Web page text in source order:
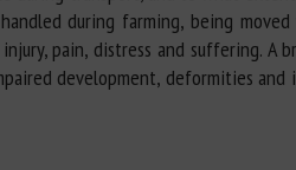
during farming, being
pain, distress and suffering. A
development, deformities and